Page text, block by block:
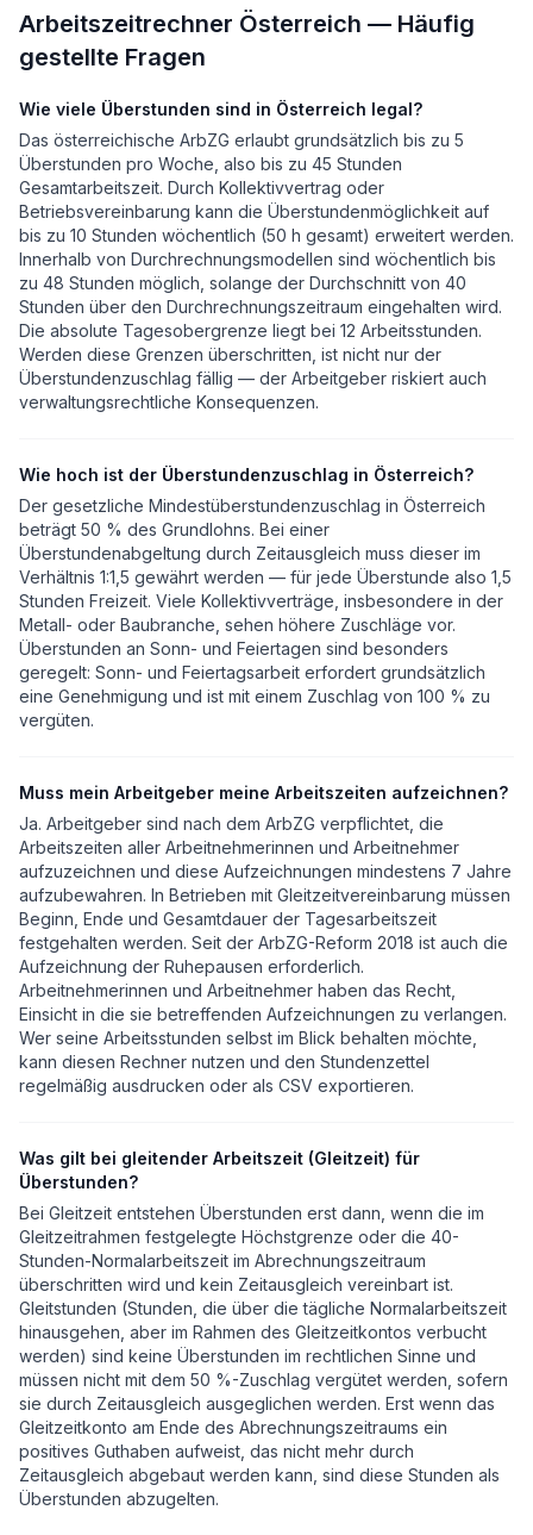
Arbeitszeitrechner Österreich — Häufig
gestellte Fragen
Wie viele Überstunden sind in Österreich legal?
Das österreichische ArbZG erlaubt grundsätzlich bis zu 5
Überstunden pro Woche, also bis zu 45 Stunden
Gesamtarbeitszeit. Durch Kollektivvertrag oder
Betriebsvereinbarung kann die Überstundenmöglichkeit auf
bis zu 10 Stunden wöchentlich (50 h gesamt) erweitert werden.
Innerhalb von Durchrechnungsmodellen sind wöchentlich bis
zu 48 Stunden möglich, solange der Durchschnitt von 40
Stunden über den Durchrechnungszeitraum eingehalten wird.
Die absolute Tagesobergrenze liegt bei 12 Arbeitsstunden.
Werden diese Grenzen überschritten, ist nicht nur der
Überstundenzuschlag fällig — der Arbeitgeber riskiert auch
verwaltungsrechtliche Konsequenzen.
Wie hoch ist der Überstundenzuschlag in Österreich?
Der gesetzliche Mindestüberstundenzuschlag in Österreich
beträgt 50 % des Grundlohns. Bei einer
Überstundenabgeltung durch Zeitausgleich muss dieser im
Verhältnis 1:1,5 gewährt werden — für jede Überstunde also 1,5
Stunden Freizeit. Viele Kollektivverträge, insbesondere in der
Metall- oder Baubranche, sehen höhere Zuschläge vor.
Überstunden an Sonn- und Feiertagen sind besonders
geregelt: Sonn- und Feiertagsarbeit erfordert grundsätzlich
eine Genehmigung und ist mit einem Zuschlag von 100 % zu
vergüten.
Muss mein Arbeitgeber meine Arbeitszeiten aufzeichnen?
Ja. Arbeitgeber sind nach dem ArbZG verpflichtet, die
Arbeitszeiten aller Arbeitnehmerinnen und Arbeitnehmer
aufzuzeichnen und diese Aufzeichnungen mindestens 7 Jahre
aufzubewahren. In Betrieben mit Gleitzeitvereinbarung müssen
Beginn, Ende und Gesamtdauer der Tagesarbeitszeit
festgehalten werden. Seit der ArbZG-Reform 2018 ist auch die
Aufzeichnung der Ruhepausen erforderlich.
Arbeitnehmerinnen und Arbeitnehmer haben das Recht,
Einsicht in die sie betreffenden Aufzeichnungen zu verlangen.
Wer seine Arbeitsstunden selbst im Blick behalten möchte,
kann diesen Rechner nutzen und den Stundenzettel
regelmäßig ausdrucken oder als CSV exportieren.
Was gilt bei gleitender Arbeitszeit (Gleitzeit) für
Überstunden?
Bei Gleitzeit entstehen Überstunden erst dann, wenn die im
Gleitzeitrahmen festgelegte Höchstgrenze oder die 40-
Stunden-Normalarbeitszeit im Abrechnungszeitraum
überschritten wird und kein Zeitausgleich vereinbart ist.
Gleitstunden (Stunden, die über die tägliche Normalarbeitszeit
hinausgehen, aber im Rahmen des Gleitzeitkontos verbucht
werden) sind keine Überstunden im rechtlichen Sinne und
müssen nicht mit dem 50 %-Zuschlag vergütet werden, sofern
sie durch Zeitausgleich ausgeglichen werden. Erst wenn das
Gleitzeitkonto am Ende des Abrechnungszeitraums ein
positives Guthaben aufweist, das nicht mehr durch
Zeitausgleich abgebaut werden kann, sind diese Stunden als
Überstunden abzugelten.